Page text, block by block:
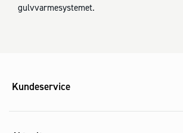
gulvvarmesystemet.
Kundeservice